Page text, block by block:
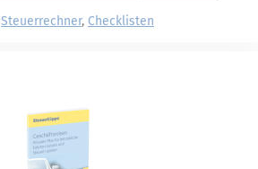
Steuerrechner, Checklisten